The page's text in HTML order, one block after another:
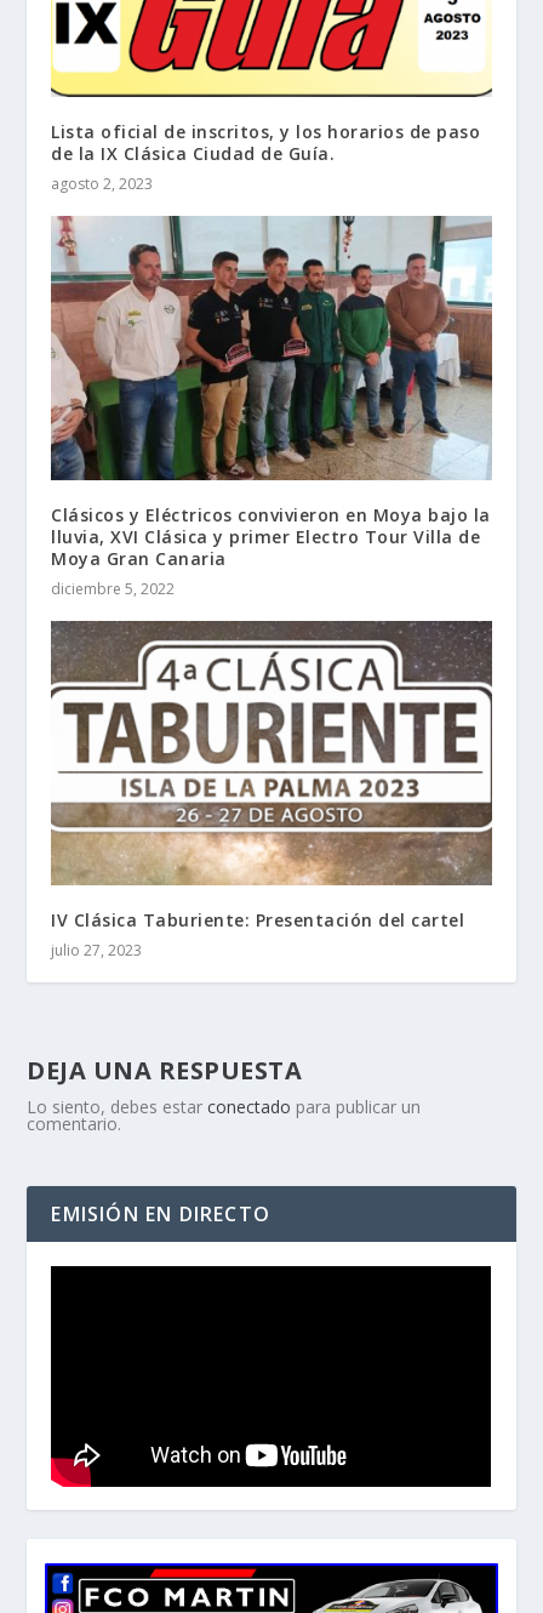
Lista oficial de inscritos, y los horarios de paso
de la IX Clásica Ciudad de Guía.
agosto 2, 2023
Clásicos y Eléctricos convivieron en Moya bajo la
lluvia, XVI Clásica y primer Electro Tour Villa de
Moya Gran Canaria
diciembre 5, 2022
IV Clásica Taburiente: Presentación del cartel
julio 27, 2023
DEJA UNA RESPUESTA
Lo siento, debes estarconectado para publicar un
comentario.
EMISIÓN EN DIRECTO